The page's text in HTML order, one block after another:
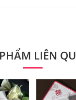
liên hệ để có thông
LIÊN